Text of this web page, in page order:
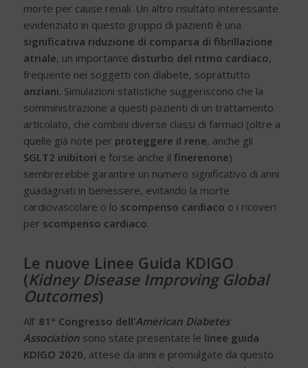
morte per cause renali. Un altro risultato interessante
evidenziato in questo gruppo di pazienti è una
significativa riduzione di comparsa di fibrillazione
atriale, un importante disturbo del ritmo cardiaco,
frequente nei soggetti con diabete, soprattutto
anziani. Simulazioni statistiche suggeriscono che la
somministrazione a questi pazienti di un trattamento
articolato, che combini diverse classi di farmaci (oltre a
quelle già note per proteggere il rene, anche gli
SGLT2 inibitori e forse anche il finerenone)
sembrerebbe garantire un numero significativo di anni
guadagnati in benessere, evitando la morte
cardiovascolare o lo scompenso cardiaco o i ricoveri
per scompenso cardiaco.
Le nuove Linee Guida KDIGO
(Kidney Disease Improving Global
Outcomes)
All’ 81° Congresso dell’American Diabetes
Association sono state presentate le linee guida
KDIGO 2020, attese da anni e promulgate da questo